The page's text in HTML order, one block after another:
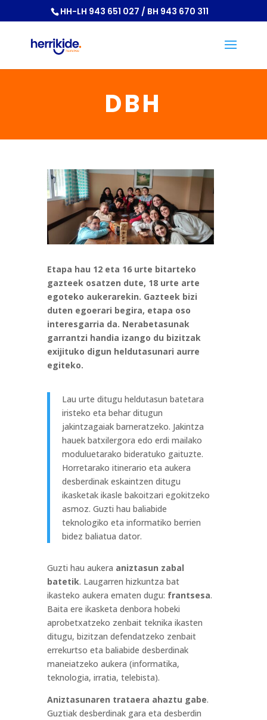
HH-LH 943 651 027 / BH 943 670 311
DBH
Etapa hau 12 eta 16 urte bitarteko
gazteek osatzen dute, 18 urte arte
egoteko aukerarekin. Gazteek bizi
duten egoerari begira, etapa oso
interesgarria da. Nerabetasunak
garrantzi handia izango du bizitzak
exijituko digun heldutasunari aurre
egiteko.
Lau urte ditugu heldutasun batetara
iristeko eta behar ditugun
jakintzagaiak barneratzeko. Jakintza
hauek batxilergora edo erdi mailako
moduluetarako bideratuko gaituzte.
Horretarako itinerario eta aukera
desberdinak eskaintzen ditugu
ikasketak ikasle bakoitzari egokitzeko
asmoz. Guzti hau baliabide
teknologiko eta informatiko berrien
bidez baliatua dator.
Guzti hau aukera aniztasun zabal
batetik. Laugarren hizkuntza bat
ikasteko aukera ematen dugu: frantsesa.
Baita ere ikasketa denbora hobeki
aprobetxatzeko zenbait teknika ikasten
ditugu, bizitzan defendatzeko zenbait
errekurtso eta baliabide desberdinak
maneiatzeko aukera (informatika,
teknologia, irratia, telebista).
Aniztasunaren trataera ahaztu gabe.
Guztiak desberdinak gara eta desberdin